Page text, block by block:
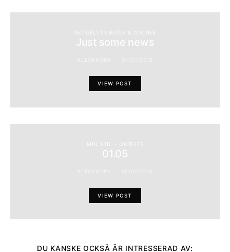
AKTUELLT I BUTIK & ONLINE
Just some news
VIEW POST
01.05
VIEW POST
DU KANSKE OCKSÅ ÄR INTRESSERAD AV: